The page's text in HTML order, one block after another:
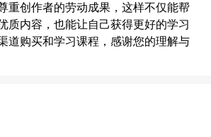
重创作者的劳动成果，这样不仅能帮
质内容，也能让自己获得更好的学习
道购买和学习课程，感谢您的理解与